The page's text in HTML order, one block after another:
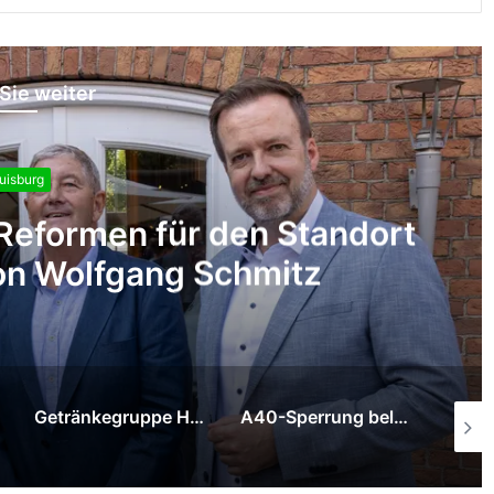
weiter
Duisburg
Berufsorientierung „to go“
Getränkegruppe Hövelmann trauert um Hermann Hövelmann A40-Sperrung belastet Duisburger Wirtschaft